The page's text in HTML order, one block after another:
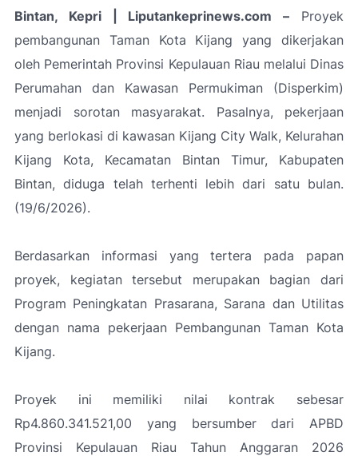
Bintan, Kepri | Liputankeprinews.com – Proyek
pembangunan Taman Kota Kijang yang dikerjakan
oleh Pemerintah Provinsi Kepulauan Riau melalui Dinas
Perumahan dan Kawasan Permukiman (Disperkim)
menjadi sorotan masyarakat. Pasalnya, pekerjaan
yang berlokasi di kawasan Kijang City Walk, Kelurahan
Kijang Kota, Kecamatan Bintan Timur, Kabupaten
Bintan, diduga telah terhenti lebih dari satu bulan.
(19/6/2026).
Berdasarkan informasi yang tertera pada papan
proyek, kegiatan tersebut merupakan bagian dari
Program Peningkatan Prasarana, Sarana dan Utilitas
dengan nama pekerjaan Pembangunan Taman Kota
Kijang.
Proyek ini memiliki nilai kontrak sebesar
Rp4.860.341.521,00 yang bersumber dari APBD
Provinsi Kepulauan Riau Tahun Anggaran 2026